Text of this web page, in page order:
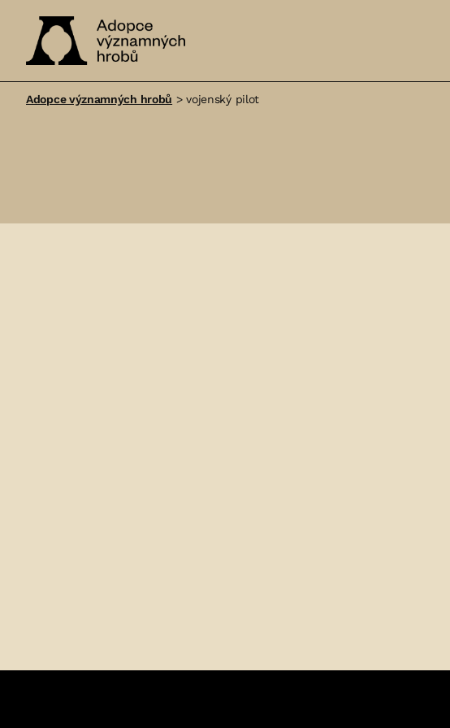
významných
Adopce významných hrobů >vojenský pilot